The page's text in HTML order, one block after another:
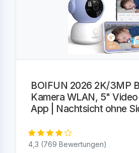
BOIFUN 2026 2K/3MP
Kamera WLAN, 5"
App | Nachtsicht ohne
4,3 (769 Bewertungen)